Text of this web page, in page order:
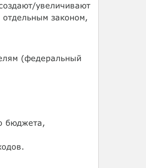
увеличивают
законом,
(федеральный
бюджета,